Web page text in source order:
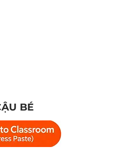
BÉ